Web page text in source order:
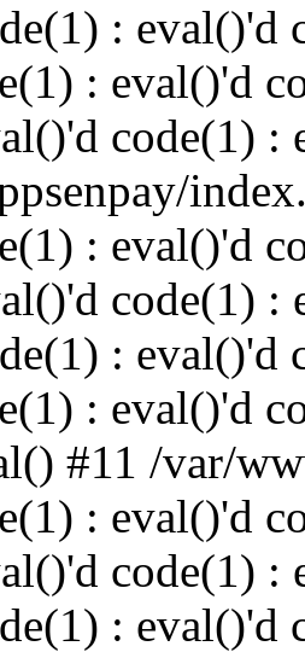
: eval()'d
: eval()'d
code(1) :
: eval()'d
code(1) :
: eval()'d
: eval()'d
#11 /var/
: eval()'d
code(1) :
: eval()'d